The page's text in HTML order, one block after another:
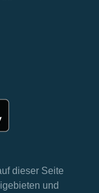
dieser Seite
und